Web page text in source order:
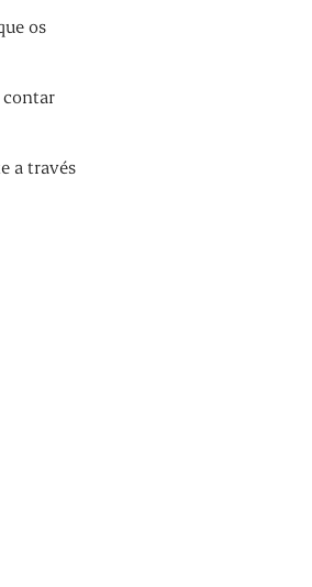
os
contar
a través